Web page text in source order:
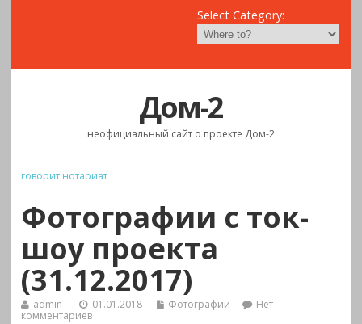
Select Category:
Дом-2
неофициальный сайт о проекте Дом-2
говорит нотариат
Фотографии с ток-
шоу проекта
(31.12.2017)
admin 01.01.2018 Фотографии
Нет
комментариев